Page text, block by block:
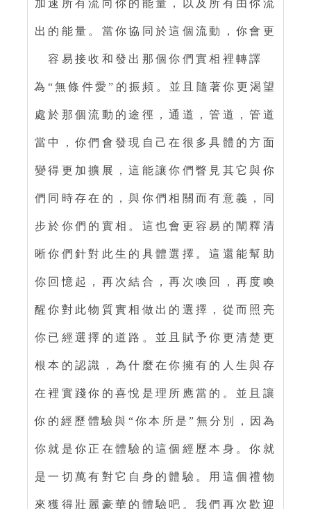
加速所有流向你的能量，以及所有由你流
出的能量。當你協同於這個流動，你會更
容易接收和發出那個你們實相裡轉譯
為“無條件愛”的振頻。並且隨著你更渴望
處於那個流動的途徑，通道，管道，管道
當中，你們會發現自己在很多具體的方面
變得更加擴展，這能讓你們瞥見其它與你
們同時存在的，與你們相關而有意義，同
步於你們的實相。這也會更容易的闡釋清
晰你們針對此生的具體選擇。這還能幫助
你回憶起，再次結合，再次喚回，再度喚
醒你對此物質實相做出的選擇，從而照亮
你已經選擇的道路。並且賦予你更清楚更
根本的認識，為什麼在你擁有的人生與存
在裡實踐你的喜悅是理所應當的。並且讓
你的經歷體驗與“你本所是”無分別，因為
你就是你正在體驗的這個經歷本身。你就
是一切萬有對它自身的體驗。用這個禮物
來獲得壯麗豪華的體驗吧。我們再次歡迎